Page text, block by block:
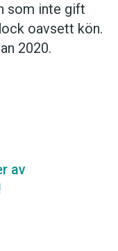
som inte gift
oavsett kön.
2020.
av